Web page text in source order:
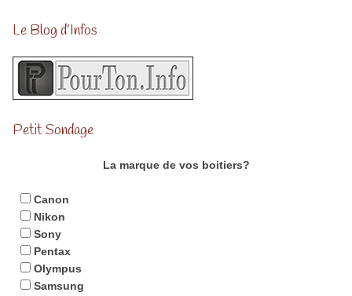
Le Blog d’Infos
Petit Sondage
La marque de vos boitiers?
Canon
Nikon
Sony
Pentax
Olympus
Samsung